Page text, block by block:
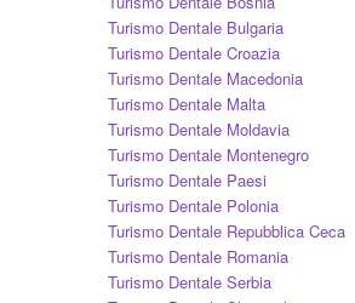
Turismo Dentale Bulgaria
Turismo Dentale Croazia
Turismo Dentale Macedonia
Turismo Dentale Malta
Turismo Dentale Moldavia
Turismo Dentale Montenegro
Turismo Dentale Paesi
Turismo Dentale Polonia
Turismo Dentale Repubblica Ceca
Turismo Dentale Romania
Turismo Dentale Serbia